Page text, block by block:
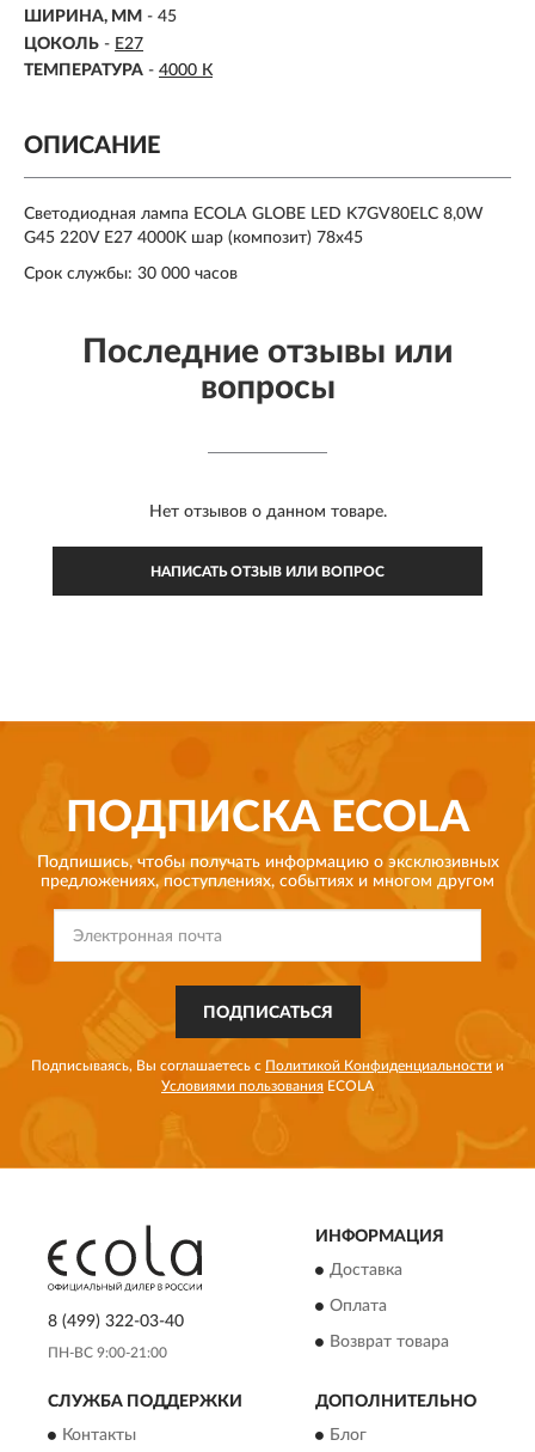
ШИРИНА, ММ - 45
ЦОКОЛЬ - E27
ТЕМПЕРАТУРА - 4000 К
ОПИСАНИЕ
Светодиодная лампа ECOLA GLOBE LED K7GV80ELC 8,0W
G45 220V E27 4000K шар (композит) 78x45
Срок службы: 30 000 часов
Последние отзывы или
вопросы
Нет отзывов о данном товаре.
НАПИСАТЬ ОТЗЫВ ИЛИ ВОПРОС
ПОДПИСКА ECOLA
Подпишись, чтобы получать информацию о эксклюзивных
предложениях, поступлениях, событиях и многом другом
ПОДПИСАТЬСЯ
Подписываясь, Вы соглашаетесь с Политикой Конфиденциальности и
Условиями пользования ECOLA
8 (499) 322-03-40
ПН-ВС 9:00-21:00
ИНФОРМАЦИЯ
Доставка
Оплата
Возврат товара
СЛУЖБА ПОДДЕРЖКИ
Контакты
ДОПОЛНИТЕЛЬНО
Блог